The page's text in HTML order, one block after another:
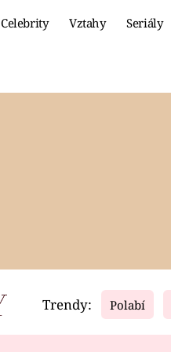
Celebrity Vztahy Seriály
Video
Trendy: Polabí